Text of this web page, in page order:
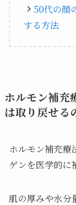
50代の顔
する方法
ホルモン補充
は取り戻せる
ホルモン補充療
ゲンを医学的に
肌の厚みや水分